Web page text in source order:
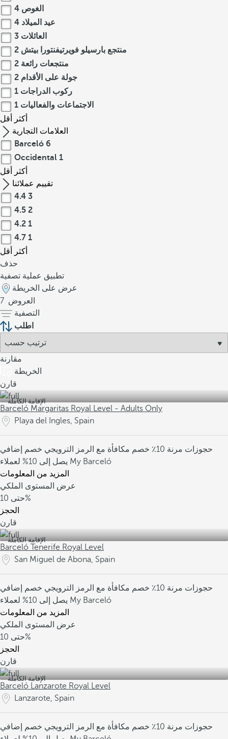
الغوص 4
عيد الميلاد 4
العائلات 3
منتجع بارسيلو فويرتيفنتورا بيتش 2
منتجعات رائعة 2
جولة على الأقدام 2
ركوب الدراجات 1
الاجتماعات والفعاليات 1
أكثر
أقل
العلامات التجارية
Barceló 6
Occidental 1
أكثر
أقل
تقييم عملائنا
4.4 3
4.5 2
4.2 1
4.7 1
أكثر
أقل
حذف
تطبيق عملية تصفية
عرض على الخريطة
7 العروض
التصفية
اطلب
مقارنة
الخريطة
قارن
الإقامة الكاملة
Barceló Margaritas Royal Level - Adults Only
Playa del Ingles, Spain
حجوزات مرنة 10٪ خصم مكافأة مع الرمز الترويجي
خصم إضافي
يصل إلى 10% لعملاء My Barceló
المزيد من المعلومات
عرض المستوى الملكي
حتى10%
الحجز
قارن
الإقامة الكاملة
Barceló Tenerife Royal Level
San Miguel de Abona, Spain
حجوزات مرنة 10٪ خصم مكافأة مع الرمز الترويجي
خصم إضافي
يصل إلى 10% لعملاء My Barceló
المزيد من المعلومات
عرض المستوى الملكي
حتى10%
الحجز
قارن
الإقامة الكاملة
Barceló Lanzarote Royal Level
Lanzarote, Spain
حجوزات مرنة 10٪ خصم مكافأة مع الرمز الترويجي
خصم إضافي